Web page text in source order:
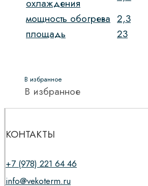
охлаждения
мощность обогрева 2,3
площадь
23
В избранное
В избранное
КОНТАКТЫ
+7 (978) 221 64 46
info@vekoterm.ru